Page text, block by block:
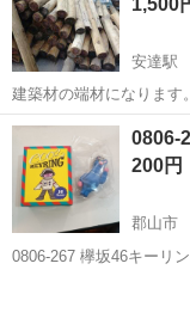
安達駅
建築材の端材になります
デニングの部材DIY、日
す… 特に、薪風呂、銭湯
ズ径が140x長さ400〜6...
福島 二本松市
0806-
200円
郡山市
0806-267 欅坂46キーリング 【状態】 ・使用に伴う多少のス